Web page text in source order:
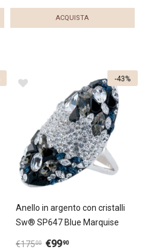
ACQUISTA
Anello in argento con cristalli
Sw® SP647 Blue Marquise
€17500 €9990
-43%